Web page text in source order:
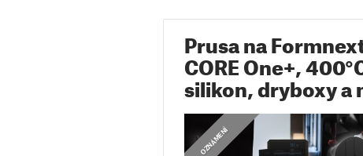
Prusa na
CORE One+,
silikon, dryboxy a
OZNÁMENÍ